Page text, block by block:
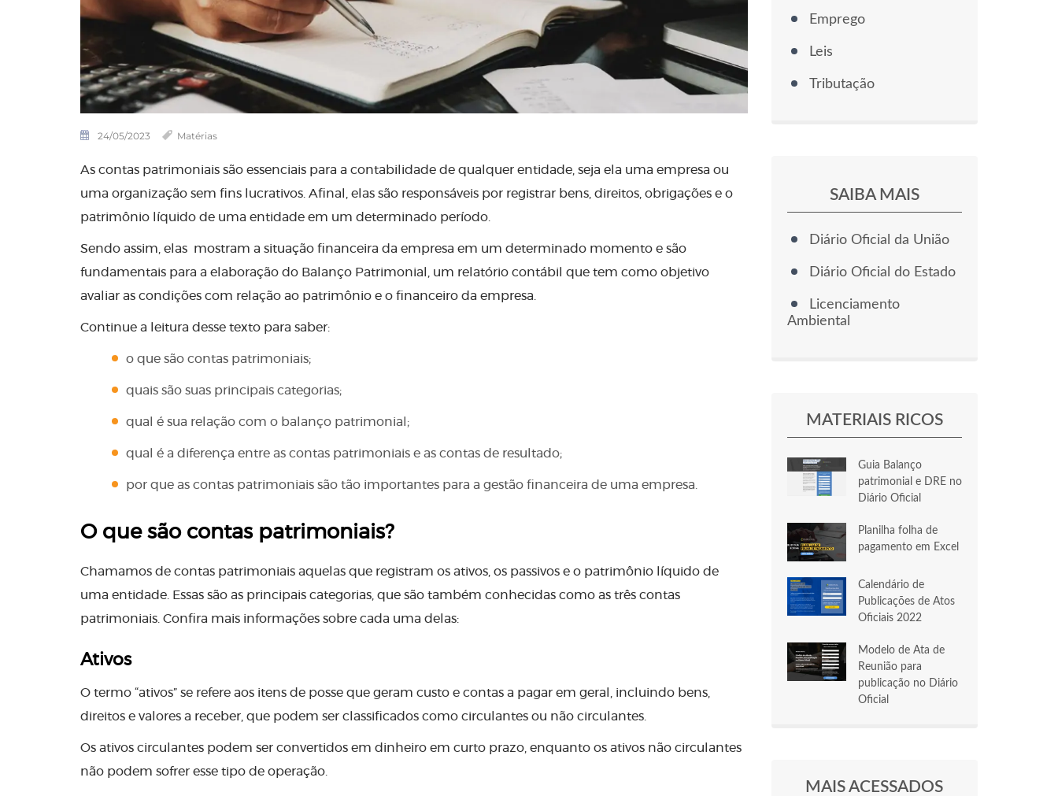
24/05/2023 Matérias
As contas patrimoniais são essenciais para a contabilidade de qualquer entidade, seja ela uma empresa ou
uma organização sem fins lucrativos. Afinal, elas são responsáveis por registrar bens, direitos, obrigações e o
patrimônio líquido de uma entidade em um determinado período.
Sendo assim, elas mostram a situação financeira da empresa em um determinado momento e são
fundamentais para a elaboração do Balanço Patrimonial, um relatório contábil que tem como objetivo
avaliar as condições com relação ao patrimônio e o financeiro da empresa.
Continue a leitura desse texto para saber:
o que são contas patrimoniais;
quais são suas principais categorias;
qual é sua relação com o balanço patrimonial;
qual é a diferença entre as contas patrimoniais e as contas de resultado;
por que as contas patrimoniais são tão importantes para a gestão financeira de uma empresa.
O que são contas patrimoniais?
Chamamos de contas patrimoniais aquelas que registram os ativos, os passivos e o patrimônio líquido de
uma entidade. Essas são as principais categorias, que são também conhecidas como as três contas
patrimoniais. Confira mais informações sobre cada uma delas:
Ativos
O termo “ativos” se refere aos itens de posse que geram custo e contas a pagar em geral, incluindo bens,
direitos e valores a receber, que podem ser classificados como circulantes ou não circulantes.
Os ativos circulantes podem ser convertidos em dinheiro em curto prazo, enquanto os ativos não circulantes
não podem sofrer esse tipo de operação.
Emprego
Leis
Tributação
SAIBA MAIS
Diário Oficial da União
Diário Oficial do Estado
Licenciamento
Ambiental
MATERIAIS RICOS
Guia Balanço
patrimonial e DRE no
Diário Oficial
Planilha folha de
pagamento em Excel
Calendário de
Publicações de Atos
Oficiais 2022
Modelo de Ata de
Reunião para
publicação no Diário
Oficial
MAIS ACESSADOS